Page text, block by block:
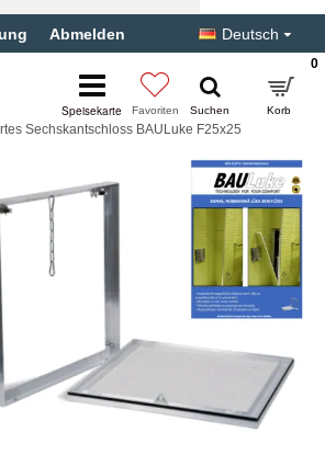
Abmelden Deutsch
0
Sechskantschloss BAULuke F25x25